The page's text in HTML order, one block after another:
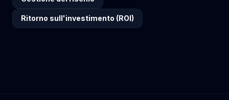
Ritorno sull'investimento (ROI)